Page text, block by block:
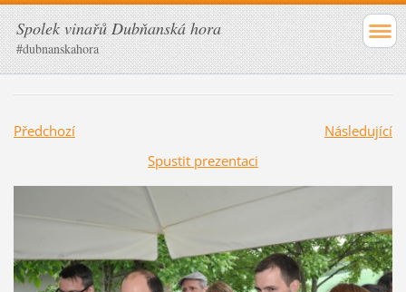
Spolek vinařů Dubňanská hora
#dubnanskahora
Předchozí
Následující
Spustit prezentaci